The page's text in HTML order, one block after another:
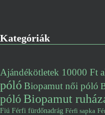
Kategóriák
Ajándékötletek 10000 Ft
póló Biopamut női póló
pólóBiopamut
Fiú Férfi fürdőnadrág Férfi sapka